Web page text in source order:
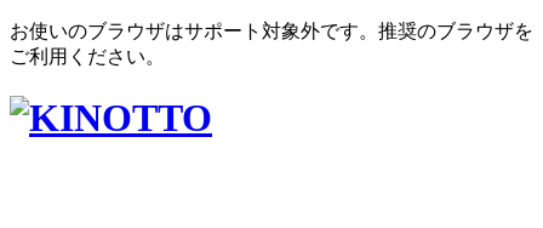
お使いのブラウザはサポート対象外です。推奨のブラウザを
ご利用ください。